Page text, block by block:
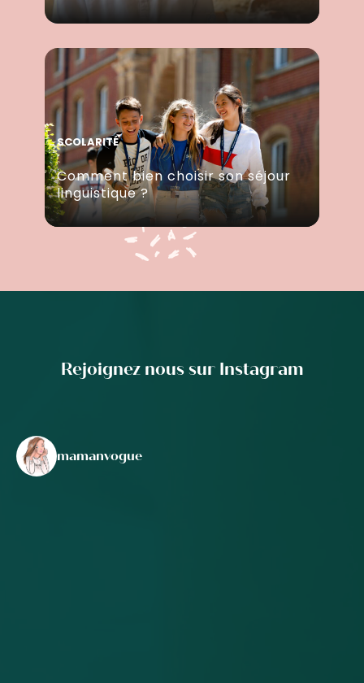
SCOLARITÉ
Comment bien choisir son séjour
linguistique ?
Rejoignez nous sur Instagram
mamanvogue